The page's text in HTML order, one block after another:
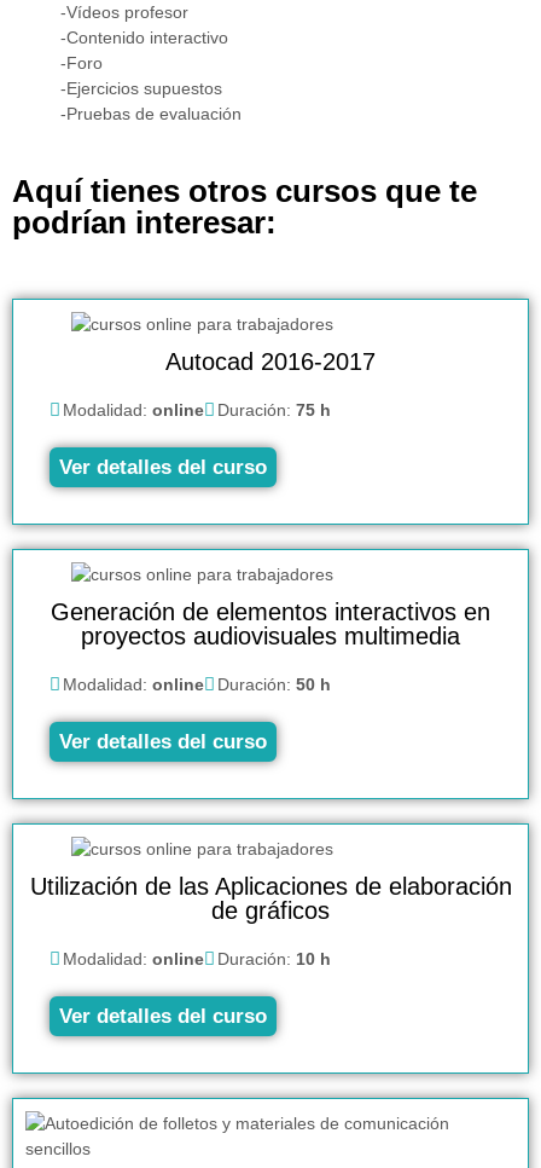
-Vídeos profesor
-Contenido interactivo
-Foro
-Ejercicios supuestos
-Pruebas de evaluación
Aquí tienes otros cursos que te
podrían interesar:
Autocad 2016-2017
Modalidad: online Duración: 75 h
Ver detalles del curso
Generación de elementos interactivos en
proyectos audiovisuales multimedia
Modalidad: online Duración: 50 h
Ver detalles del curso
Utilización de las Aplicaciones de elaboración
de gráficos
Modalidad: online Duración: 10 h
Ver detalles del curso